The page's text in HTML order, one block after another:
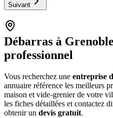
Suivant
Débarras à Grenoble
professionnel
Vous recherchez une entreprise
annuaire référence les meilleurs
maison et vide-grenier de votre
les fiches détaillées et contactez
obtenir un devis gratuit.